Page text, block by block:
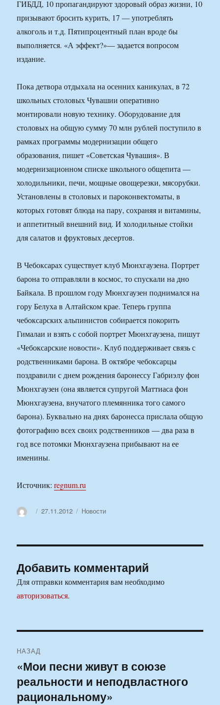
ГИБДД, 10 пропагандируют здоровый образ жизни, 10
призывают бросить курить, 17 — употреблять
алкоголь и т.д. Пятипроцентный план вроде бы
выполняется. «А эффект?»— задается вопросом
издание.
Пока детвора отдыхала на осенних каникулах, в 72
школьных столовых Чувашии оперативно
монтировали новую технику. Оборудование для
столовых на общую сумму 70 млн рублей поступило в
рамках программы модернизации общего
образования, пишет «Советская Чувашия». В
модернизационном списке школьного общепита —
холодильники, печи, мощные овощерезки, мясорубки.
Установлены в столовых и пароконвектоматы, в
которых готовят блюда на пару, сохраняя и витамины,
и аппетитный внешний вид. И холодильные стойки
для салатов и фруктовых десертов.
В Чебоксарах существует клуб Мюнхгаузена. Портрет
барона то отправляли в космос, то спускали на дно
Байкала. В прошлом году Мюнхгаузен поднимался на
гору Белуха в Алтайском крае. Теперь группа
чебоксарских альпинистов собирается покорить
Гималаи и взять с собой портрет Мюнхгаузена, пишут
«Чебоксарские новости». Клуб поддерживает связь с
родственниками барона. В октябре чебоксарцы
поздравили с днем рождения баронессу Габриэлу фон
Мюнхгаузен (она является супругой Маттиаса фон
Мюнхгаузена, внучатого племянника того самого
барона). Буквально на днях баронесса прислала общую
фотографию всех своих родственников — два раза в
год все потомки Мюнхгаузена прибывают на ее
именины.
Источник:regnum.ru
АвторОпубликовано
27.11.2012 Рубрики
Новости
Добавить комментарий
Для отправки комментария вам необходимо
авторизоваться.
по
записям
НАЗАД
Предыдущая
запись:
«Мои песни живут в союзе
реальности и неподвластного
рациональному»